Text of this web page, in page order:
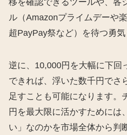
ル（Amazonプライムデーや
超PayPay祭など）を待つ勇気
逆に、10,000円を大幅に下回
できれば、浮いた数千円でさ
足すことも可能になります。
円を最大限に活かすためには
い」なのかを市場全体から判